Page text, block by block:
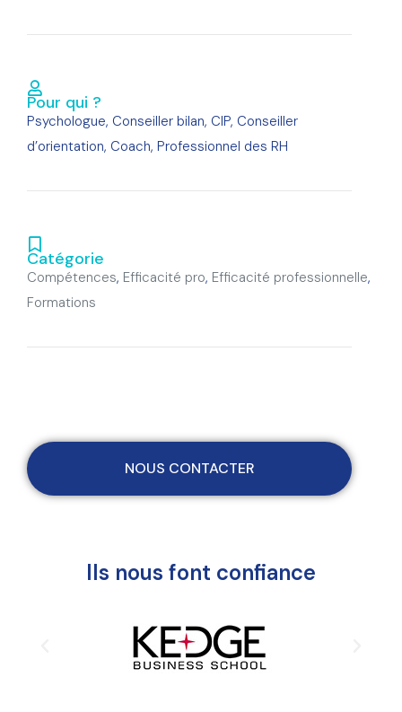
Pour qui ?
Psychologue, Conseiller bilan, CIP, Conseiller
d’orientation, Coach, Professionnel des RH
Catégorie
Compétences, Efficacité pro, Efficacité professionnelle,
Formations
NOUS CONTACTER
Ils nous font confiance